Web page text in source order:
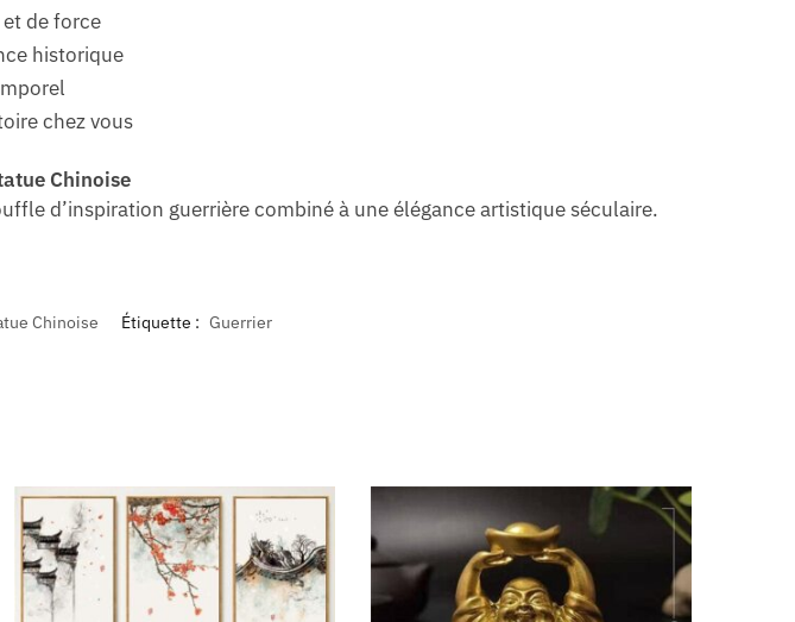
de force
historique
chez vous
Chinoise
d’inspiration guerrière combiné à une élégance artistique séculaire.
Chinoise Étiquette : Guerrier